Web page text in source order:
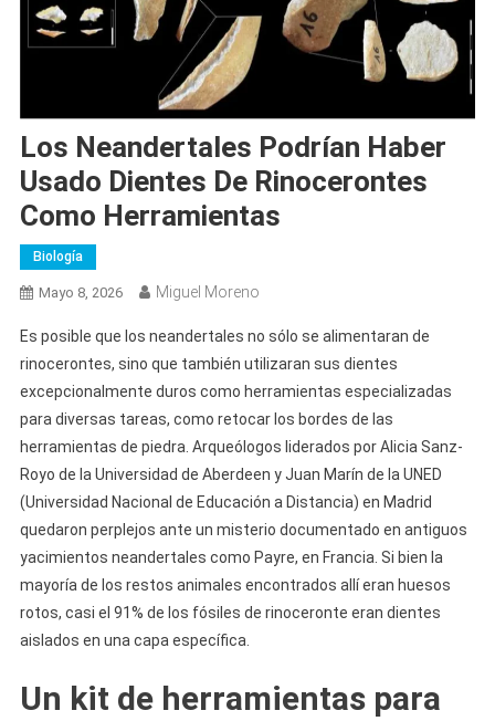
Los Neandertales Podrían Haber
Usado Dientes De Rinocerontes
Como Herramientas
Biología
Mayo 8, 2026 Miguel Moreno
Es posible que los neandertales no sólo se alimentaran de
rinocerontes, sino que también utilizaran sus dientes
excepcionalmente duros como herramientas especializadas
para diversas tareas, como retocar los bordes de las
herramientas de piedra. Arqueólogos liderados por Alicia Sanz-
Royo de la Universidad de Aberdeen y Juan Marín de la UNED
(Universidad Nacional de Educación a Distancia) en Madrid
quedaron perplejos ante un misterio documentado en antiguos
yacimientos neandertales como Payre, en Francia. Si bien la
mayoría de los restos animales encontrados allí eran huesos
rotos, casi el 91% de los fósiles de rinoceronte eran dientes
aislados en una capa específica.
Un kit de herramientas para